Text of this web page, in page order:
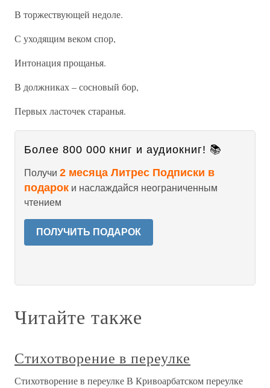
В торжествующей недоле.
С уходящим веком спор,
Интонация прощанья.
В должниках – сосновый бор,
Первых ласточек старанья.
Более 800 000 книг и аудиокниг! 📚
Получи 2 месяца Литрес Подписки в
подарок и наслаждайся неограниченным
чтением
ПОЛУЧИТЬ ПОДАРОК
Читайте также
Стихотворение в переулке
Стихотворение в переулке В Кривоарбатском переулке